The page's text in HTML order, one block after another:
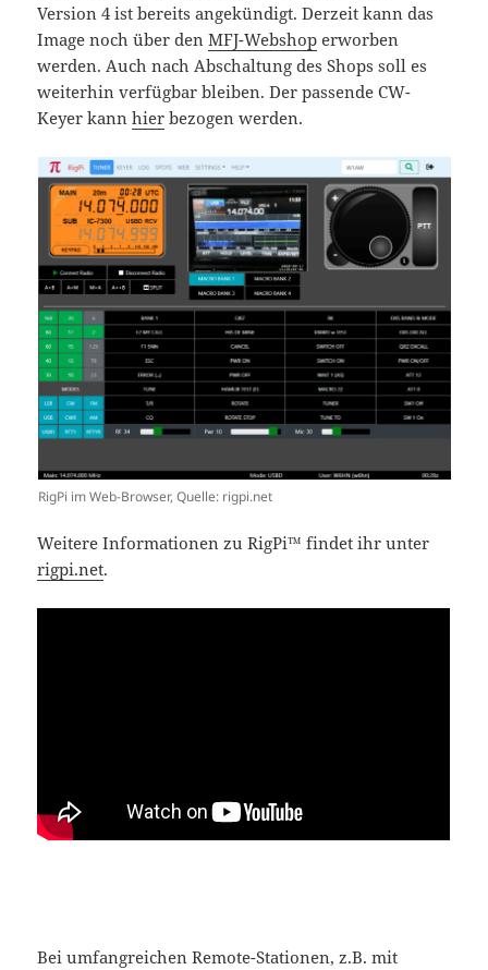
Version 4 ist bereits angekündigt. Derzeit kann das
Image noch über denMFJ-Webshop erworben
werden. Auch nach Abschaltung des Shops soll es
weiterhin verfügbar bleiben. Der passende CW-
Keyer kannhier bezogen werden.
RigPi im Web-Browser, Quelle: rigpi.net
Weitere Informationen zu RigPi™ findet ihr unter
rigpi.net.
Bei umfangreichen Remote-Stationen, z.B. mit